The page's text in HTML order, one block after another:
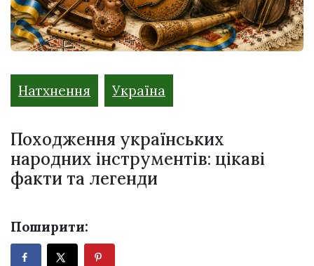
Натхнення Україна
Походження українських
народних інструментів: цікаві
факти та легенди
Поширити: